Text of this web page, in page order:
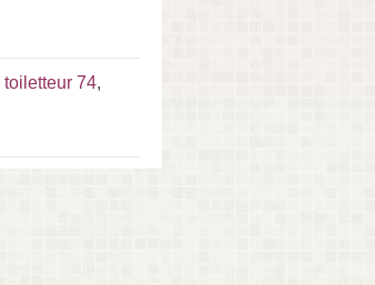
toiletteur 74,